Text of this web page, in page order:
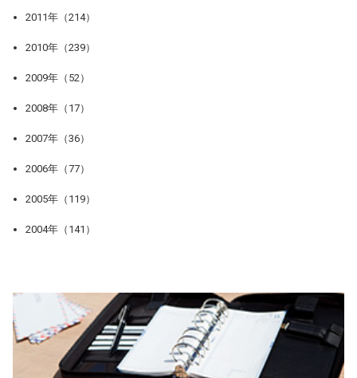
2011年（214）
2010年（239）
2009年（52）
2008年（17）
2007年（36）
2006年（77）
2005年（119）
2004年（141）